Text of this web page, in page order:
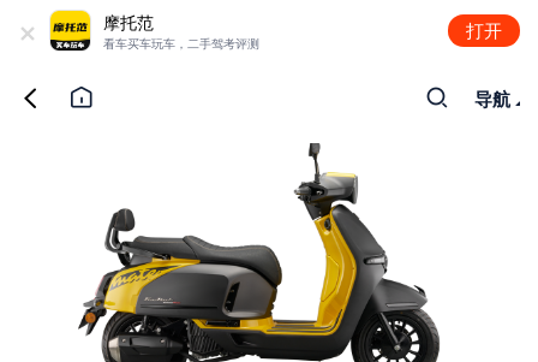
+ 摩托范
看车买车玩车，二手驾考评测
打开
导航